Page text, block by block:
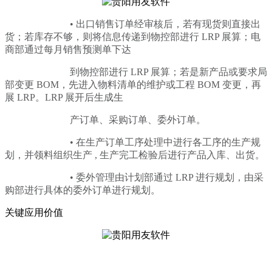
• 出口销售订单经审核后，若有现货则直接出
货；若库存不够，则将信息传递到物控部进行 LRP 展算；电
商部通过每月销售预测单下达
到物控部进行LRP 展算；若是新产品或要求局
部变更 BOM，先进入物料清单的维护或工程 BOM 变更，再
展 LRP。LRP 展开后生成生
产订单、采购订单、委外订单。
• 在生产订单工序处理中进行各工序的生产规
划，并领料组织生产 , 生产完工检验后进行产品入库、出货。
• 委外管理由计划部通过 LRP 进行规划，由采
购部进行具体的委外订单进行规划。
关键应用价值